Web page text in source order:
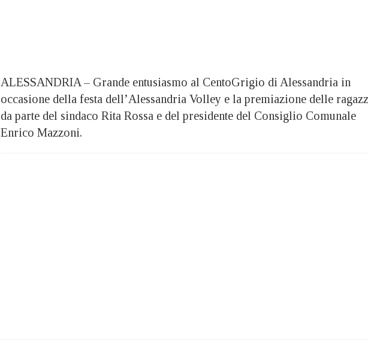
ALESSANDRIA – Grande entusiasmo al CentoGrigio di Alessandria in
occasione della festa dell’Alessandria Volley e la premiazione delle
da parte del sindaco Rita Rossa e del presidente del Consiglio Comunale
Enrico Mazzoni.